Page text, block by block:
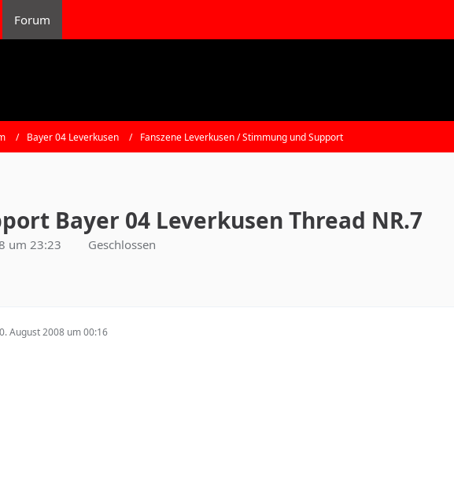
Forum
Bayer 04 Leverkusen Fanszene Leverkusen / Stimmung und Support
Bayer 04 Leverkusen Thread NR.7
um 23:23 Geschlossen
August 2008 um 00:16